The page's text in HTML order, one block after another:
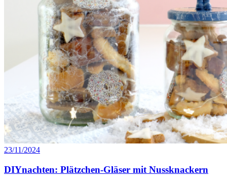
23/11/2024
DIYnachten: Plätzchen-Gläser mit Nussknackern